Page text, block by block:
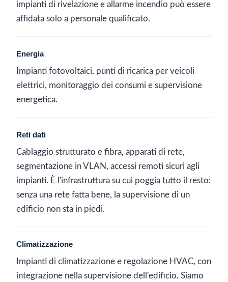
impianti di rivelazione e allarme incendio può essere
affidata solo a personale qualificato.
Energia
Impianti fotovoltaici, punti di ricarica per veicoli
elettrici, monitoraggio dei consumi e supervisione
energetica.
Reti dati
Cablaggio strutturato e fibra, apparati di rete,
segmentazione in VLAN, accessi remoti sicuri agli
impianti. È l'infrastruttura su cui poggia tutto il resto:
senza una rete fatta bene, la supervisione di un
edificio non sta in piedi.
Climatizzazione
Impianti di climatizzazione e regolazione HVAC, con
integrazione nella supervisione dell'edificio. Siamo